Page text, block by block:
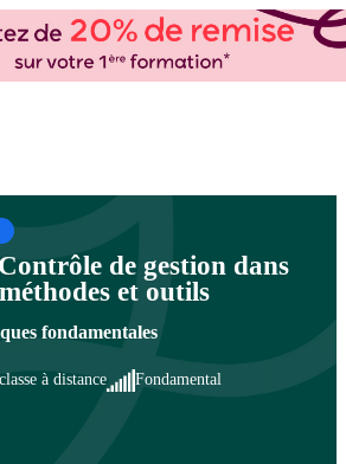
organisme de formation à Paris et en régions
de gestion
de gestion dans
et outils
fondamentales
à distance Fondamental